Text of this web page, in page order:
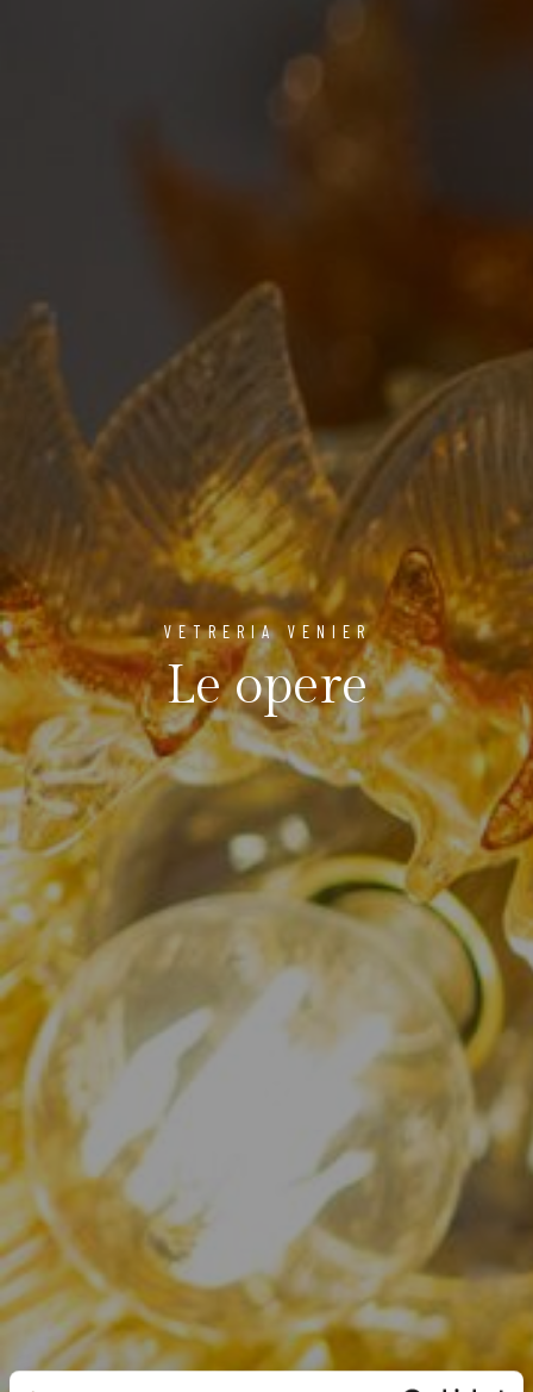
VETRERIA VENIER
Le opere